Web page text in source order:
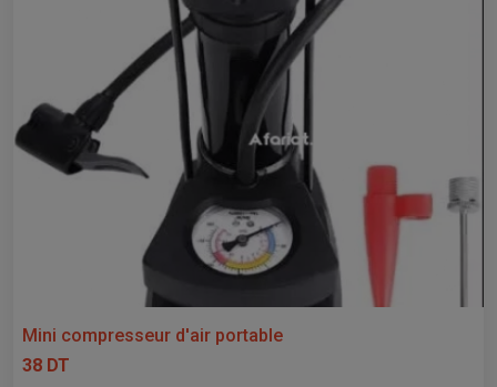
Mini compresseur d'air portable
38 DT